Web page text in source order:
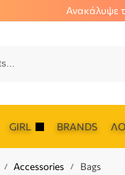
Ανακάλυψε
GIRL BRANDS
/ Accessories / Bags